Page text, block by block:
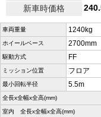
新車時価格
車両重量 1240kg
ホイールベース 2700mm
駆動方式 FF
ミッション位置 フロア
最小回転半径 5.5m
全長x全幅x全高(mm)
室内 全長x全幅x全高(mm)